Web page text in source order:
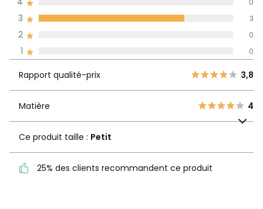
1 0
2
3 3
4
5 3,8
Ce produit taille :Petit
recommandent ce produit
1 0
2 0
3 3
Rapport qualité-prix 3,8
Matière 4
Ce produit taille : Petit
25% des clients recommandent ce produit